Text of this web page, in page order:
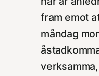
fram emot
måndag